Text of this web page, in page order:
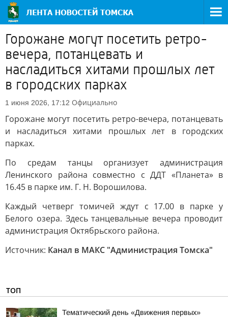
Горожане могут посетить ретро-
вечера, потанцевать и
насладиться хитами прошлых лет
в городских парках
1 июня 2026, 17:12 Официально
Горожане могут посетить ретро-вечера, потанцевать
и насладиться хитами прошлых лет в городских
парках.
По средам танцы организует администрация
Ленинского района совместно с ДДТ «Планета» в
16.45 в парке им. Г. Н. Ворошилова.
Каждый четверг томичей ждут с 17.00 в парке у
Белого озера. Здесь танцевальные вечера проводит
администрация Октябрьского района.
Источник: Канал в МАКС "Администрация Томска"
ТОП
Тематический день «Движения первых»